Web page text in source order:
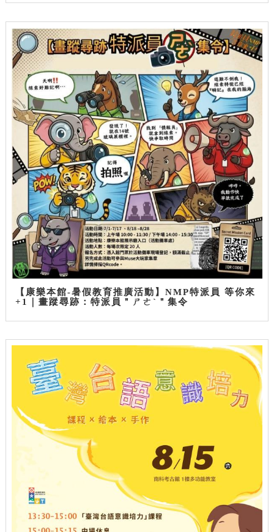
【康樂本館-暑假教育推廣活動】NMP特派員 等你來
+1｜畫蹤尋跡：特派員＂ㄕㄜˋ＂集令